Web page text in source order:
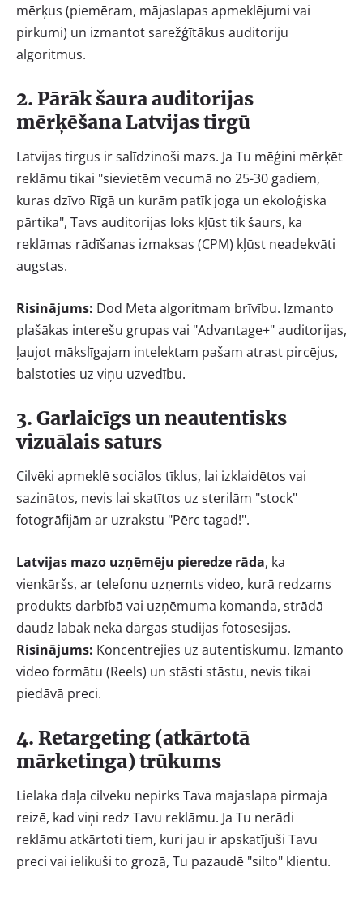
mērķus (piemēram, mājaslapas apmeklējumi vai
pirkumi) un izmantot sarežģītākus auditoriju
algoritmus.
2. Pārāk šaura auditorijas
mērķēšana Latvijas tirgū
Latvijas tirgus ir salīdzinoši mazs. Ja Tu mēģini mērķēt
reklāmu tikai "sievietēm vecumā no 25-30 gadiem,
kuras dzīvo Rīgā un kurām patīk joga un ekoloģiska
pārtika", Tavs auditorijas loks kļūst tik šaurs, ka
reklāmas rādīšanas izmaksas (CPM) kļūst neadekvāti
augstas.
Risinājums: Dod Meta algoritmam brīvību. Izmanto
plašākas interešu grupas vai "Advantage+" auditorijas,
ļaujot mākslīgajam intelektam pašam atrast pircējus,
balstoties uz viņu uzvedību.
3. Garlaicīgs un neautentisks
vizuālais saturs
Cilvēki apmeklē sociālos tīklus, lai izklaidētos vai
sazinātos, nevis lai skatītos uz sterilām "stock"
fotogrāfijām ar uzrakstu "Pērc tagad!".
Latvijas mazo uzņēmēju pieredze rāda, ka
vienkāršs, ar telefonu uzņemts video, kurā redzams
produkts darbībā vai uzņēmuma komanda, strādā
daudz labāk nekā dārgas studijas fotosesijas.
Risinājums: Koncentrējies uz autentiskumu. Izmanto
video formātu (Reels) un stāsti stāstu, nevis tikai
piedāvā preci.
4. Retargeting (atkārtotā
mārketinga) trūkums
Lielākā daļa cilvēku nepirks Tavā mājaslapā pirmajā
reizē, kad viņi redz Tavu reklāmu. Ja Tu nerādi
reklāmu atkārtoti tiem, kuri jau ir apskatījuši Tavu
preci vai ielikuši to grozā, Tu pazaudē "silto" klientu.